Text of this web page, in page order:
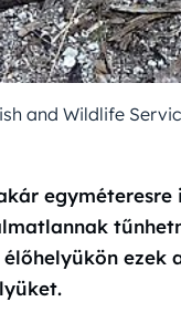
and Wildlife
egyméteresre
ezek